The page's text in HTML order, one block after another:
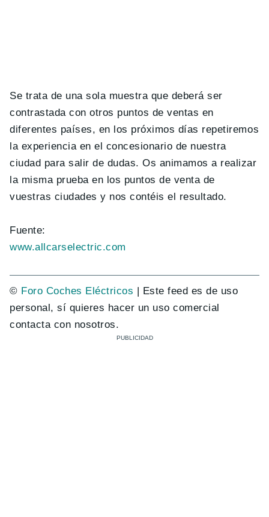
Se trata de una sola muestra que deberá ser
contrastada con otros puntos de ventas en
diferentes países, en los próximos días repetiremos
la experiencia en el concesionario de nuestra
ciudad para salir de dudas. Os animamos a realizar
la misma prueba en los puntos de venta de
vuestras ciudades y nos contéis el resultado.
Fuente:
www.allcarselectric.com
© Foro Coches Eléctricos | Este feed es de uso
personal, sí quieres hacer un uso comercial
contacta con nosotros.